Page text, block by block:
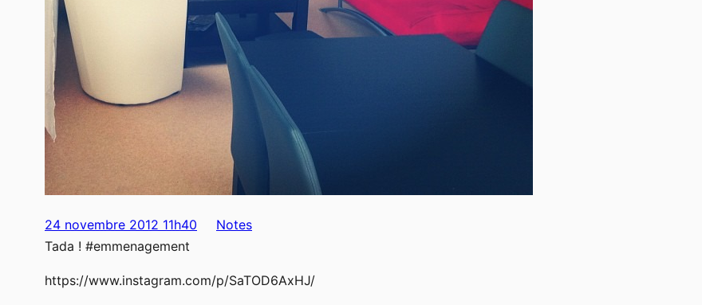
24 novembre 2012 11h40
Notes
Tada ! #emmenagement
https://www.instagram.com/p/SaTOD6AxHJ/